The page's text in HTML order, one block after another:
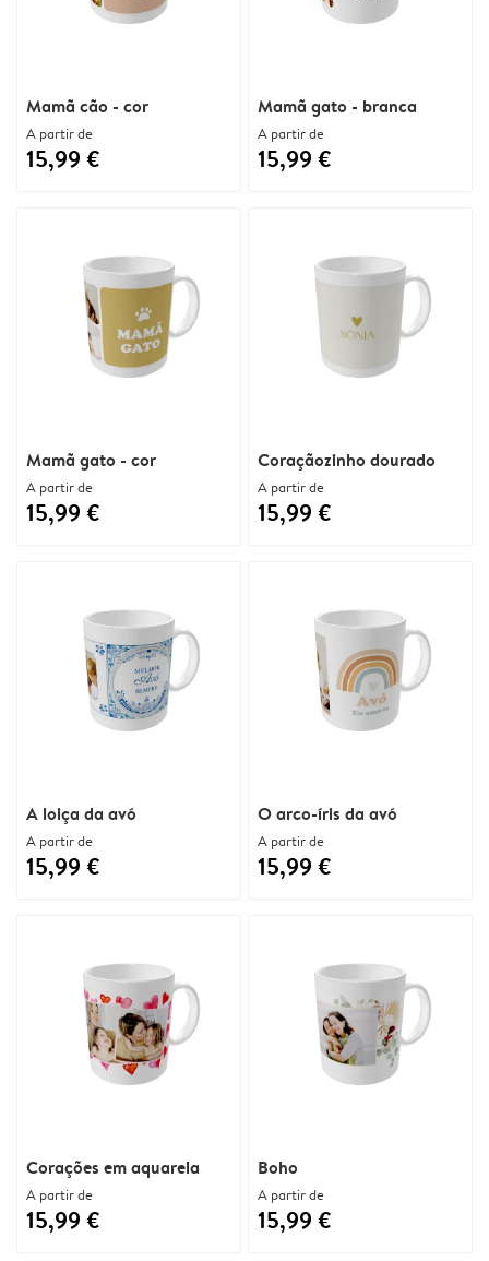
Mamã cão - cor
A partir de
15,99 €
Mamã gato - branca
A partir de
15,99 €
Mamã gato - cor
A partir de
15,99 €
Coraçãozinho dourado
A partir de
15,99 €
A loiça da avó
A partir de
15,99 €
O arco-íris da avó
A partir de
15,99 €
Corações em aquarela
A partir de
15,99 €
Boho
A partir de
15,99 €